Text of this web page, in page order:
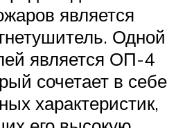
является
Одной
является ОП-4
сочетает в себе
характеристик,